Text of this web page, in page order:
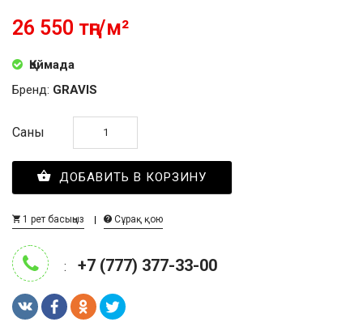
26 550 тңг/м²
Қоймада
Бренд: GRAVIS
Саны
ДОБАВИТЬ В КОРЗИНУ
1 рет басыңыз Сұрақ қою
: +7 (777) 377-33-00